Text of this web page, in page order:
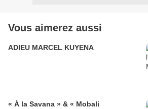
Vous aimerez aussi
ADIEU MARCEL KUYENA
« À la Savana » & « Mobali